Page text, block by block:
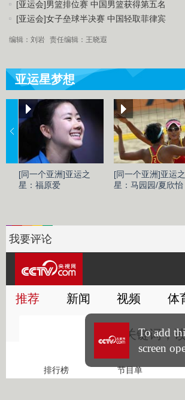
[亚运会]男篮排位赛 中国男篮获得第五名
[亚运会]女子垒球半决赛 中国轻取菲律宾
编辑：刘岩 责任编辑：王晓遐
亚运星梦想
[同一个亚洲]亚运之
星：福原爱
[同一个亚洲]亚运之
星：马园园/夏欣怡
我要评论